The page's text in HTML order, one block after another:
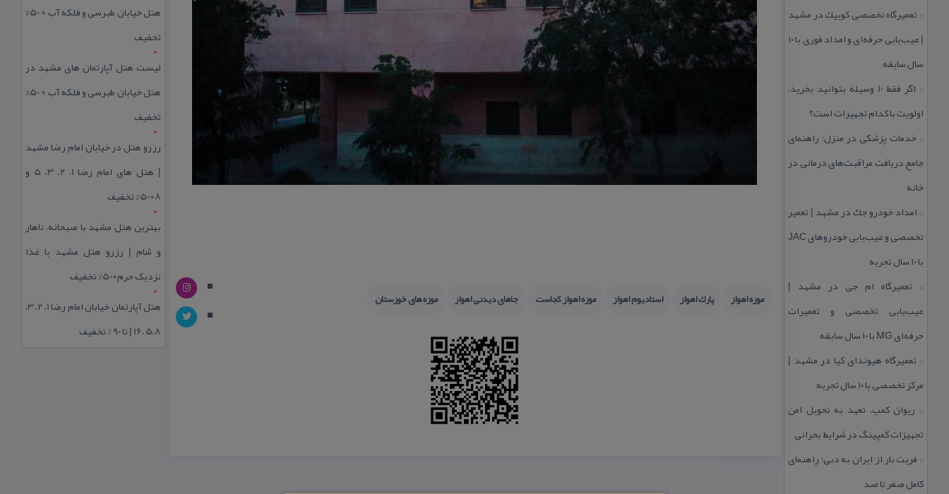
:: تعمیرگاه تخصصی كوییك در مشهد
| عیب‌یابی حرفه‌ای و امداد فوری با ۱۰
سال سابقه
::
اگر فقط 10 وسیله بتوانید بخرید،
اولویت با كدام تجهیزات است؟
:: خدمات پزشكی در منزل؛ راهنمای
جامع دریافت مراقبت‌های درمانی در
خانه
:: امداد خودرو جك در مشهد | تعمیر
تخصصی و عیب‌یابی خودروهای JAC
با ۱۰ سال تجربه
:: تعمیرگاه ام جی در مشهد |
عیب‌یابی تخصصی و تعمیرات
حرفه‌ای MG با ۱۰ سال سابقه
:: تعمیرگاه هیوندای كیا در مشهد |
مركز تخصصی با ۱۰ سال تجربه
:: ریوان كمپ، تعهد به تحویل امن
تجهیزات كمپینگ در شرایط بحرانی
:: فریت بار از ایران به دبی؛ راهنمای
كامل صفر تا صد
موزه اهواز پارك اهواز استادیوم اهواز موزه اهواز كجاست جاهای دیدنی اهواز موزه های خوزستان
هتل خیابان طبرسی و فلکه آب + 50%
تخفیف
لیست هتل آپارتمان های مشهد در
هتل خیابان طبرسی و فلکه آب + 50%
تخفیف
رزرو هتل در خیابان امام رضا مشهد
| هتل‌ های امام رضا 1، 2، 3، 5 و
8+50% تخفیف
بهترین هتل مشهد با صبحانه، ناهار
و شام | رزرو هتل مشهد با غذا
نزدیک حرم+50% تخفیف
هتل آپارتمان خیابان امام رضا 1، 2، 3،
5،8 ،16 | تا 90 % تخفیف